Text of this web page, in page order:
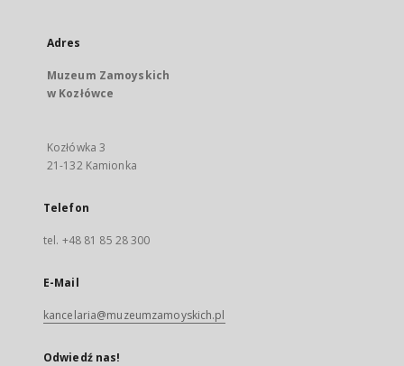
Adres
Muzeum Zamoyskich
w Kozłówce
Kozłówka 3
21-132 Kamionka
Telefon
tel. +48 81 85 28 300
E-Mail
kancelaria@muzeumzamoyskich.pl
Odwiedź nas!